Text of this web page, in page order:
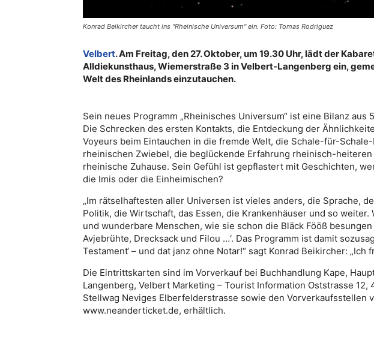
Konrad Beikircher taucht ins "Rheinische Universum" ein. Foto: Tomas Rodriguez
Velbert. Am Freitag, den 27. Oktober, um 19.30 Uhr, lädt der
Alldiekunsthaus, Wiemerstraße 3 in Velbert-Langenberg ein,
Welt des Rheinlands einzutauchen.
Sein neues Programm „Rheinisches Universum“ ist eine Bilanz aus
Die Schrecken des ersten Kontakts, die Entdeckung der
Voyeurs beim Eintauchen in die fremde Welt, die Schale-für-
rheinischen Zwiebel, die beglückende Erfahrung rheinisch-heiteren
rheinische Zuhause. Sein Gefühl ist gepflastert mit Geschichten,
die Imis oder die Einheimischen?
„Im rätselhaftesten aller Universen ist vieles anders, die Sprache,
Politik, die Wirtschaft, das Essen, die Krankenhäuser und so weiter.
und wunderbare Menschen, wie sie schon die Bläck Fööß besungen
Avjebrühte, Drecksack und Filou …‘. Das Programm ist damit
Testament‘ – und dat janz ohne Notar!“ sagt Konrad Beikircher: „Ich
Die Eintrittskarten sind im Vorverkauf bei Buchhandlung Kape,
Langenberg, Velbert Marketing – Tourist Information Oststrasse 12,
Stellwag Neviges Elberfelderstrasse sowie den Vorverkaufsstellen
www.neanderticket.de, erhältlich.